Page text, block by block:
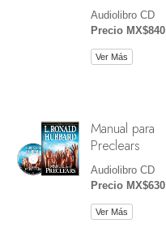
Audiolibro CD
Precio MX$840
Ver Más
Manual para
Preclears
Audiolibro CD
Precio MX$630
Ver Más